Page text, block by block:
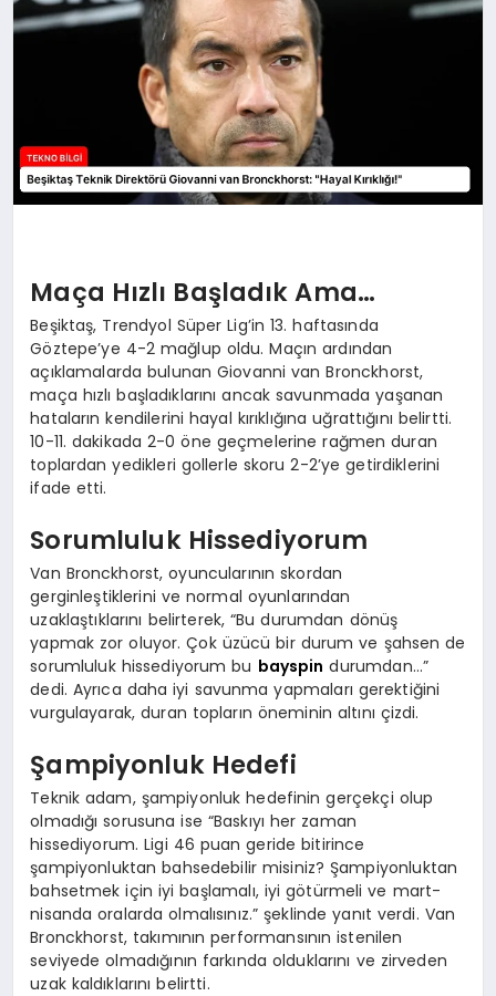
Maça Hızlı Başladık Ama…
Beşiktaş, Trendyol Süper Lig’in 13. haftasında
Göztepe’ye 4-2 mağlup oldu. Maçın ardından
açıklamalarda bulunan Giovanni van Bronckhorst,
maça hızlı başladıklarını ancak savunmada yaşanan
hataların kendilerini hayal kırıklığına uğrattığını belirtti.
10-11. dakikada 2-0 öne geçmelerine rağmen duran
toplardan yedikleri gollerle skoru 2-2’ye getirdiklerini
ifade etti.
Sorumluluk Hissediyorum
Van Bronckhorst, oyuncularının skordan
gerginleştiklerini ve normal oyunlarından
uzaklaştıklarını belirterek, “Bu durumdan dönüş
yapmak zor oluyor. Çok üzücü bir durum ve şahsen de
sorumluluk hissediyorum bu bayspin durumdan…”
dedi. Ayrıca daha iyi savunma yapmaları gerektiğini
vurgulayarak, duran topların öneminin altını çizdi.
Şampiyonluk Hedefi
Teknik adam, şampiyonluk hedefinin gerçekçi olup
olmadığı sorusuna ise “Baskıyı her zaman
hissediyorum. Ligi 46 puan geride bitirince
şampiyonluktan bahsedebilir misiniz? Şampiyonluktan
bahsetmek için iyi başlamalı, iyi götürmeli ve mart-
nisanda oralarda olmalısınız.” şeklinde yanıt verdi. Van
Bronckhorst, takımının performansının istenilen
seviyede olmadığının farkında olduklarını ve zirveden
uzak kaldıklarını belirtti.